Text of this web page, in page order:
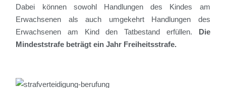
Dabei können sowohl Handlungen des Kindes am
Erwachsenen als auch umgekehrt Handlungen des
Erwachsenen am Kind den Tatbestand erfüllen. Die
Mindeststrafe beträgt ein Jahr Freiheitsstrafe.